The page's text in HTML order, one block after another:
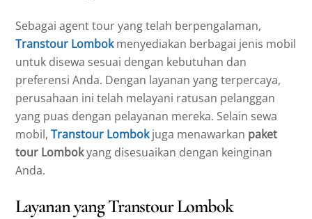
Sebagai agent tour yang telah berpengalaman,
Transtour Lombokmenyediakan berbagai jenis mobil
untuk disewa sesuai dengan kebutuhan dan
preferensi Anda. Dengan layanan yang terpercaya,
perusahaan ini telah melayani ratusan pelanggan
yang puas dengan pelayanan mereka. Selain sewa
mobil,Transtour Lombokjuga menawarkan paket
tour Lombokyang disesuaikan dengan keinginan
Anda.
Layanan yang Transtour Lombok